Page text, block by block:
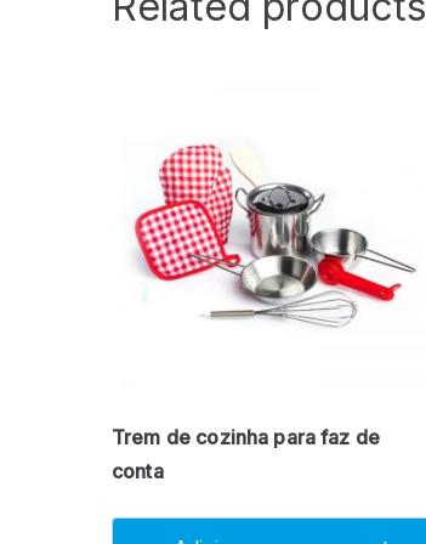
Trem de cozinha para faz de
conta